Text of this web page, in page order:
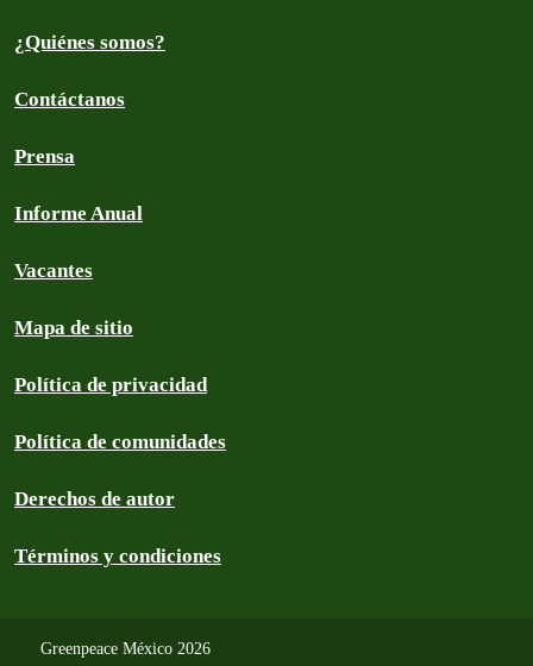
¿Quiénes somos?
Contáctanos
Prensa
Informe Anual
Vacantes
Mapa de sitio
Política de privacidad
Política de comunidades
Derechos de autor
Términos y condiciones
Greenpeace México 2026